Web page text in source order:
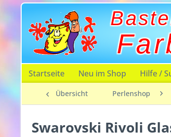
Startseite Neu im Shop Hilfe /
Übersicht Perlenshop
Swarovski Rivoli